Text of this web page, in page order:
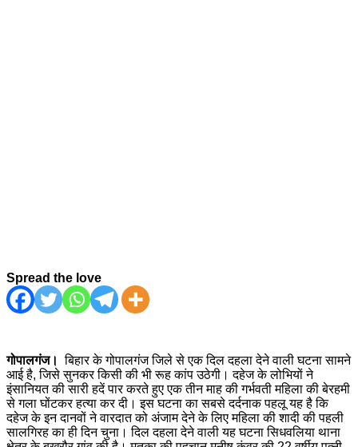
Spread the love
गोपालगंज।बिहार के गोपालगंज जिले से एक दिल दहला देने वाली घटना सामने
आई है, जिसे सुनकर किसी की भी रूह कांप उठेगी। दहेज के लोभियों ने
इंसानियत की सारी हदें पार करते हुए एक तीन माह की गर्भवती महिला की बेरहमी
से गला घोंटकर हत्या कर दी। इस घटना का सबसे दर्दनाक पहलू यह है कि
दहेज के इन दानवों ने वारदात को अंजाम देने के लिए महिला की शादी की पहली
सालगिरह का ही दिन चुना। दिल दहला देने वाली यह घटना सिधवलिया थाना